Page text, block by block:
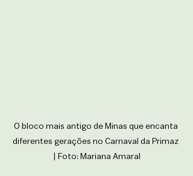
O bloco mais antigo de Minas que encanta
diferentes gerações no Carnaval da Primaz
| Foto: Mariana Amaral